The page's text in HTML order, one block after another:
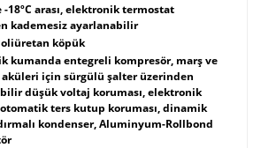
-18ºC arası, elektronik termostat
kademesiz ayarlanabilir
köpük
kumanda entegreli kompresör, marş ve
aküleri için sürgülü şalter üzerinden
düşük voltaj koruması, elektronik
ters kutup koruması, dinamik
kondenser, Aluminyum-Rollbond